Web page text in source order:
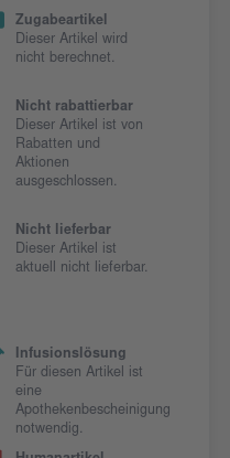
Zugabeartikel
Dieser Artikel wird
nicht berechnet.
Nicht rabattierbar
Dieser Artikel ist von
Rabatten und
Aktionen
ausgeschlossen.
Nicht lieferbar
Dieser Artikel ist
aktuell nicht lieferbar.
Infusionslösung
Für diesen Artikel ist
eine
Apothekenbescheinigung
notwendig.